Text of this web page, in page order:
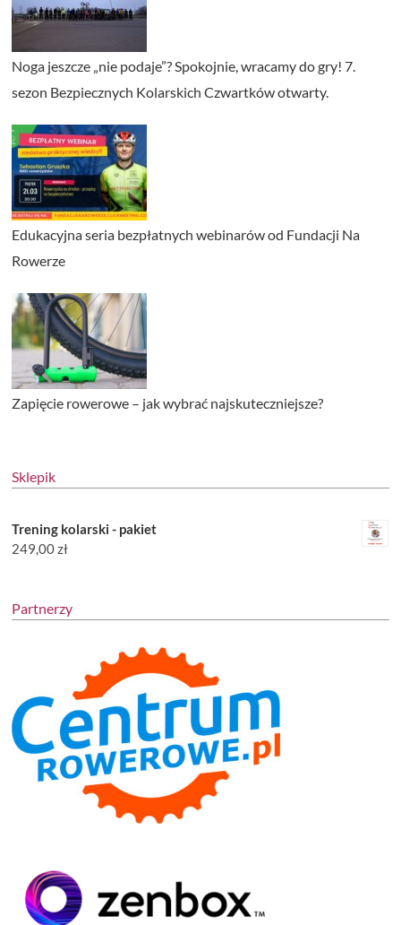
Noga jeszcze „nie podaje”? Spokojnie, wracamy do gry! 7.
sezon Bezpiecznych Kolarskich Czwartków otwarty.
Edukacyjna seria bezpłatnych webinarów od Fundacji Na
Rowerze
Zapięcie rowerowe – jak wybrać najskuteczniejsze?
Sklepik
Trening kolarski - pakiet
249,00zł
Partnerzy